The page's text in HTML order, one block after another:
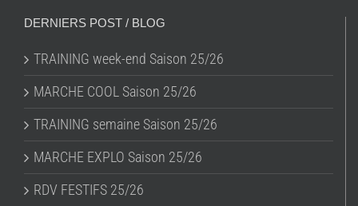
DERNIERS POST / BLOG
TRAINING week-end Saison 25/26
MARCHE COOL Saison 25/26
TRAINING semaine Saison 25/26
MARCHE EXPLO Saison 25/26
RDV FESTIFS 25/26